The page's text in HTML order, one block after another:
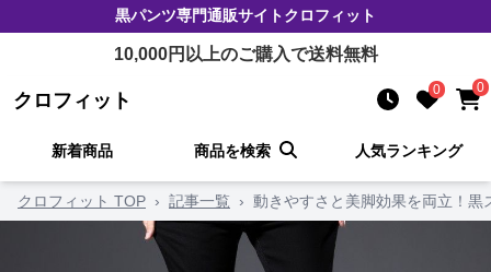
黒パンツ専門通販サイトクロフィット
10,000円以上のご購入で送料無料
クロフィット 0 0
新着商品 商品を検索 人気ランキング
クロフィット TOP › 記事一覧 › 動きやすさと美脚効果を両立！